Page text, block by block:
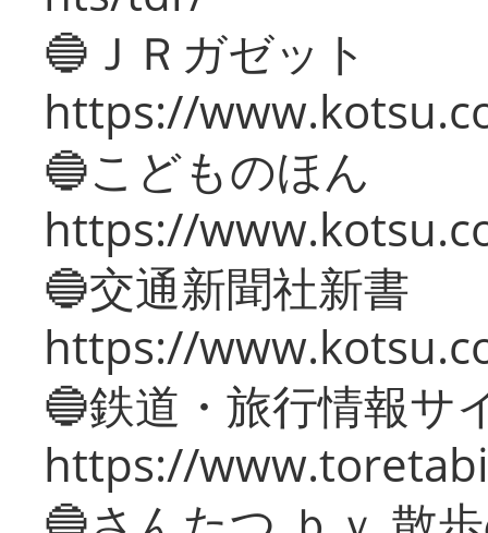
🔵ＪＲガゼット
https://
🔵こどものほん
https://
🔵交通新聞社新書
https://
🔵鉄道・旅行情報サ
https://